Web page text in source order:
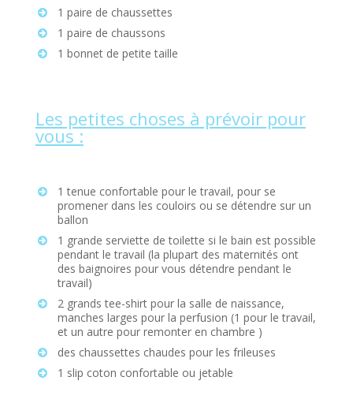
1 paire de chaussettes
1 paire de chaussons
1 bonnet de petite taille
Les petites choses à prévoir pour
vous :
1 tenue confortable pour le travail, pour se
promener dans les couloirs ou se détendre sur un
ballon
1 grande serviette de toilette si le bain est possible
pendant le travail (la plupart des maternités ont
des baignoires pour vous détendre pendant le
travail)
2 grands tee-shirt pour la salle de naissance,
manches larges pour la perfusion (1 pour le travail,
et un autre pour remonter en chambre )
des chaussettes chaudes pour les frileuses
1 slip coton confortable ou jetable